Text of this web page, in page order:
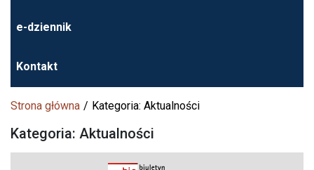
e-dziennik
Kontakt
Strona główna Kategoria: Aktualności
Kategoria: Aktualności